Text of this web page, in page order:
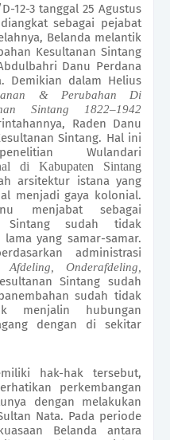
12-3 tanggal 25 Agustus
sebagai pejabat
Belanda melantik
Kesultanan Sintang
Danu Perdana
Demikian dalam Helius
& Perubahan Di
Sintang 1822–1942
Raden Danu
Sintang. Hal ini
Wulandari
di Kabupaten Sintang
arsitektur istana yang
menjadi gaya kolonial.
menjabat sebagai
Sintang sudah tidak
yang samar-samar.
administrasi
Afdeling, Onderafdeling,
Sintang sudah
sudah tidak
menjalin hubungan
dengan di sekitar
hak-hak tersebut,
perkembangan
dengan melakukan
Nata. Pada periode
Belanda antara